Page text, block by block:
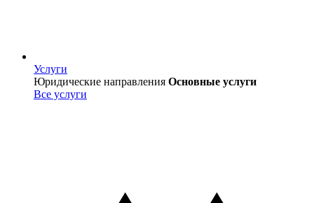
Услуги
Услуги
Юридические направления Основные услуги
Все услуги